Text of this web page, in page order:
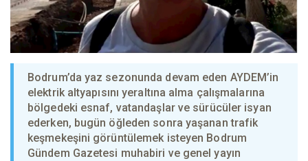
Bodrum’da yaz sezonunda devam eden AYDEM’in
elektrik altyapısını yeraltına alma çalışmalarına
bölgedeki esnaf, vatandaşlar ve sürücüler isyan
ederken, bugün öğleden sonra yaşanan trafik
keşmekeşini görüntülemek isteyen Bodrum
Gündem Gazetesi muhabiri ve genel yayın